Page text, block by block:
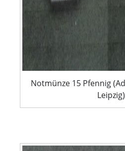
Notmünze 15 Pfennig
Leipzig)